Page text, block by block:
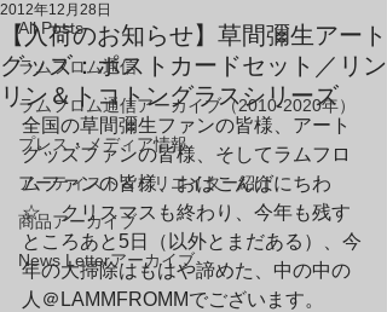
All Posts
ラムフロム通信
ラムフロム通信アーカイブ（2010-2020年）
プレス・メディア情報
アーティスト＆クリエイター紹介
商品アーカイブ
News Letterアーカイブ
【入荷のお知らせ】草間彌生アート
グッズ：ポストカードセット／リン
リン＆トコトングラスシリーズ
2012年12月28日
全国の草間彌生ファンの皆様、アート
グッズファンの皆様、そしてラムフロ
ムファンの皆様、おはこんばにちわ
☆　クリスマスも終わり、今年も残す
ところあと5日（以外とまだある）、今
年の大掃除はもはや諦めた、中の中の
人＠LAMMFROMMでございます。